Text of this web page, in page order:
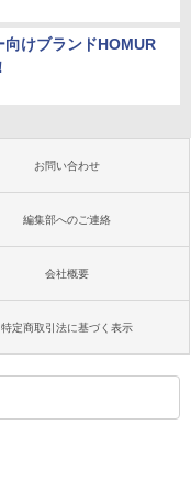
向けブランドHOMUR
お問い合わせ
編集部へのご連絡
会社概要
特定商取引法に基づく表示